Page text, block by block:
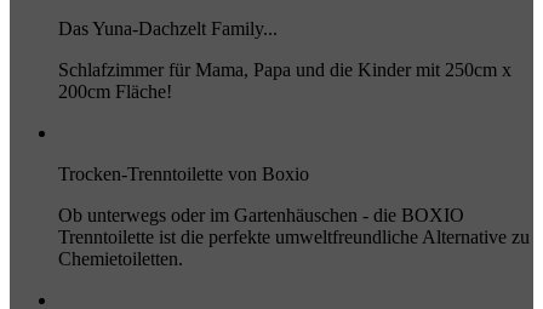
Das Yuna-Dachzelt Family...
Schlafzimmer für Mama, Papa und die Kinder mit 250cm x
200cm Fläche!
Trocken-Trenntoilette von Boxio
Ob unterwegs oder im Gartenhäuschen - die BOXIO
Trenntoilette ist die perfekte umweltfreundliche Alternative zu
Chemietoiletten.